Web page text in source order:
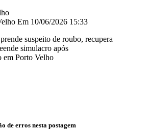
Em 10/06/2026 15:33
de erros nesta postagem